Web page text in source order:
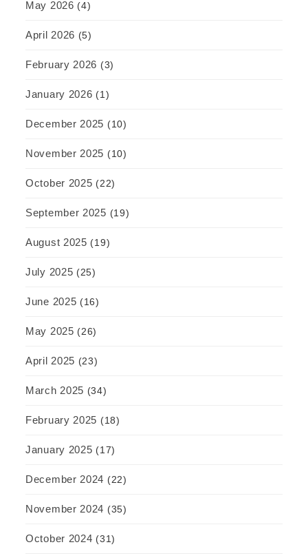
May 2026 (4)
April 2026 (5)
February 2026 (3)
January 2026 (1)
December 2025 (10)
November 2025 (10)
October 2025 (22)
September 2025 (19)
August 2025 (19)
July 2025 (25)
June 2025 (16)
May 2025 (26)
April 2025 (23)
March 2025 (34)
February 2025 (18)
January 2025 (17)
December 2024 (22)
November 2024 (35)
October 2024 (31)